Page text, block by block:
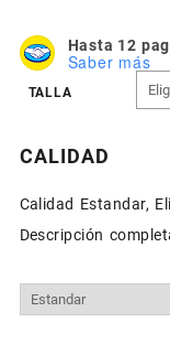
Hasta 12
Saber más
TALLA
CALIDAD
Calidad Estandar,
Descripción